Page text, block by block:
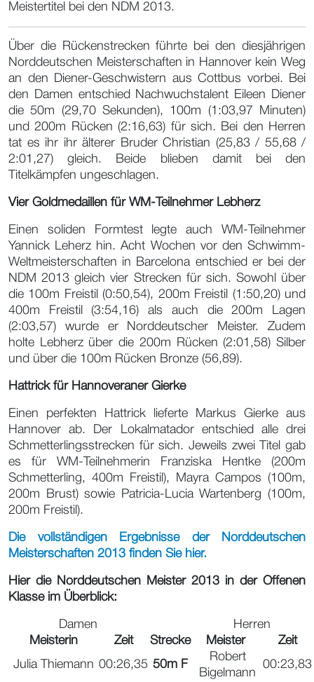
Meistertitel bei den NDM 2013.
Über die Rückenstrecken führte bei den diesjährigen
Norddeutschen Meisterschaften in Hannover kein Weg
an den Diener-Geschwistern aus Cottbus vorbei. Bei
den Damen entschied Nachwuchstalent Eileen Diener
die 50m (29,70 Sekunden), 100m (1:03,97 Minuten)
und 200m Rücken (2:16,63) für sich. Bei den Herren
tat es ihr ihr älterer Bruder Christian (25,83 / 55,68 /
2:01,27) gleich. Beide blieben damit bei den
Titelkämpfen ungeschlagen.
Vier Goldmedaillen für WM-Teilnehmer Lebherz
Einen soliden Formtest legte auch WM-Teilnehmer
Yannick Leherz hin. Acht Wochen vor den Schwimm-
Weltmeisterschaften in Barcelona entschied er bei der
NDM 2013 gleich vier Strecken für sich. Sowohl über
die 100m Freistil (0:50,54), 200m Freistil (1:50,20) und
400m Freistil (3:54,16) als auch die 200m Lagen
(2:03,57) wurde er Norddeutscher Meister. Zudem
holte Lebherz über die 200m Rücken (2:01,58) Silber
und über die 100m Rücken Bronze (56,89).
Hattrick für Hannoveraner Gierke
Einen perfekten Hattrick lieferte Markus Gierke aus
Hannover ab. Der Lokalmatador entschied alle drei
Schmetterlingsstrecken für sich. Jeweils zwei Titel gab
es für WM-Teilnehmerin Franziska Hentke (200m
Schmetterling, 400m Freistil), Mayra Campos (100m,
200m Brust) sowie Patricia-Lucia Wartenberg (100m,
200m Freistil).
Die vollständigen Ergebnisse der Norddeutschen
Meisterschaften 2013 finden Sie hier.
Hier die Norddeutschen Meister 2013 in der Offenen
Klasse im Überblick:
Damen
Herren
Meisterin
Zeit Strecke Meister Zeit
Julia Thiemann 00:26,35 50m F
Robert
Bigelmann
00:23,83